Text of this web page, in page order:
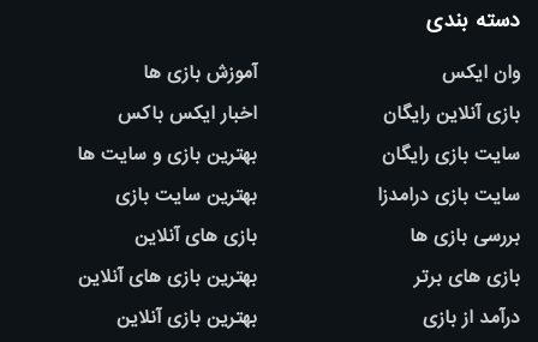
دسته بندی
وان ایکس
بازی آنلاین رایگان
سایت بازی رایگان
سایت بازی درامدزا
بررسی بازی ها
بازی های برتر
درآمد از بازی
آموزش بازی ها
اخبار ایکس باکس
بهترین بازی و سایت ها
بهترین سایت بازی
بازی های آنلاین
بهترین بازی های آنلاین
بهترین بازی آنلاین